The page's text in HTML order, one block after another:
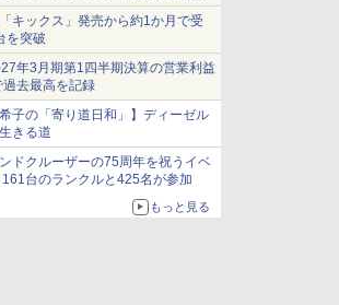
キックス」発売から約1か月で受
を突破
年3月期第1四半期決算の営業利益
去最高を記録
希子の「寄り道日和」】ディーゼル
きる道
ドクルーザーの75周年を祝うイベ
台のランクルと425名が参加
もっと見る